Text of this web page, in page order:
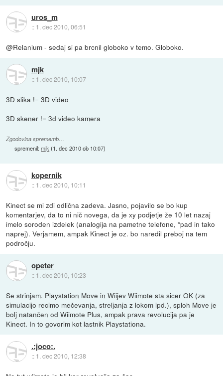
uros_m
:: 1. dec 2010, 06:51
@Relanium - sedaj si pa brcnil globoko v temo. Globoko.
mjk
:: 1. dec 2010, 10:07
3D slika != 3D video
3D skener != 3d video kamera
Zgodovina sprememb…
spremenil:mjk (1. dec 2010 ob 10:07)
kopernik
:: 1. dec 2010, 10:11
Kinect se mi zdi odlična zadeva. Jasno, pojavilo se bo kup
komentarjev, da to ni nič novega, da je xy podjetje že 10 let nazaj
imelo soroden izdelek (analogija na pametne telefone, *pad in tako
naprej). Verjamem, ampak Kinect je oz. bo naredil preboj na tem
področju.
opeter
:: 1. dec 2010, 10:23
Se strinjam. Playstation Move in Wiijev Wiimote sta sicer OK (za
simulacijo recimo mečevanja, streljanja z lokom ipd.), sploh Move je
bolj natančen od Wiimote Plus, ampak prava revolucija pa je
Kinect. In to govorim kot lastnik Playstationa.
.:joco:.
:: 1. dec 2010, 12:38